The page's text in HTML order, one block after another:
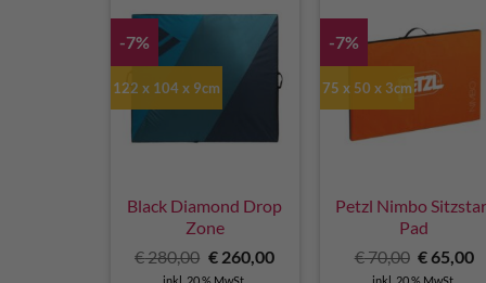
-7%
122 x 104 x 9cm
Black Diamond Drop
Zone
€280,00 Ursprünglicher
Preis
€ 260,00Aktueller
inkl. 20 % MwSt.
-7%
75 x 50 x 3cm
Petzl Nimbo
Pad
€70,00
Preis
€65,00
inkl. 20 % MwSt.